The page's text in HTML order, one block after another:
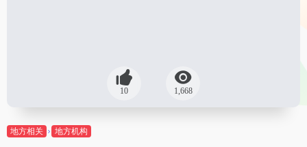
10 1,668
地方相关 地方机构